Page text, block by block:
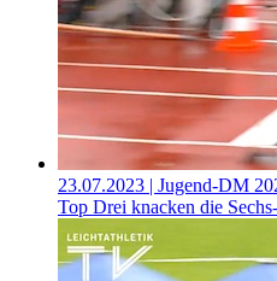
23.07.2023 | Jugend-DM
Top Drei knacken die